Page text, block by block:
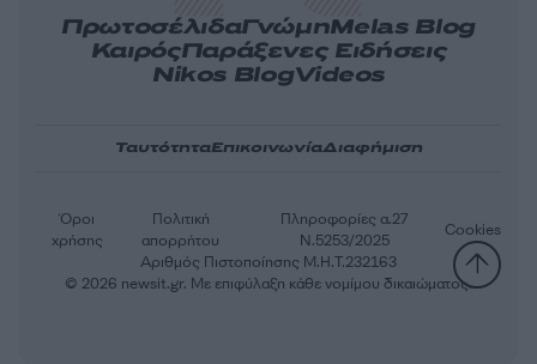
ΠρωτοσέλιδαΓνώμηMelas Blog
ΚαιρόςΠαράξενες Ειδήσεις
Nikos BlogVideos
ΤαυτότηταΕπικοινωνίαΔιαφήμιση
Αριθμός Πιστοποίησης Μ.Η.Τ.232163
Όροι
χρήσης
Πολιτική
απορρήτου
Πληροφορίες α.27
Ν.5253/2025
Cookies
© 2026 newsit.gr. Με επιφύλαξη κάθε νομίμου δικαιώματος.